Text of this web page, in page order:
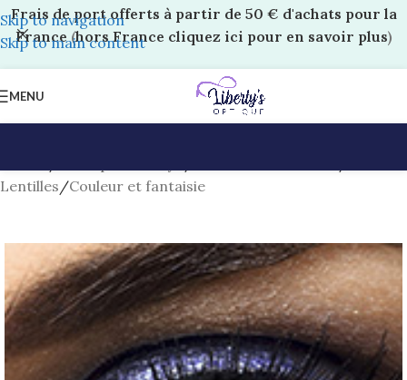
Skip to navigation
Skip to main content
Frais de port offerts à partir de 50 € d'achats pour la
France(hors France cliquez ici pour en savoir plus)
MENU
Lentilles/Couleur et fantaisie